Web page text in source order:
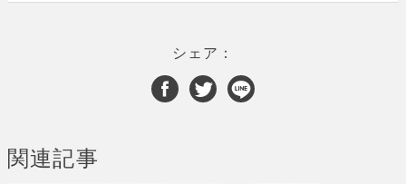
シェア：
関連記事